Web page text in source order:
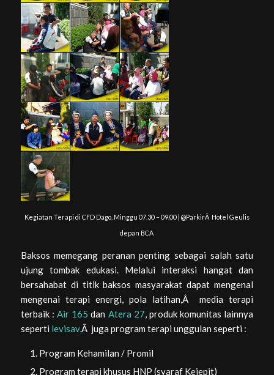
Kegiatan Terapi di CFD Dago, Minggu 07.30 – 09.00 | @ParkirÂ Hotel Geulis
depan BCA
Baksos memegang peranan penting sebagai salah satu
ujung tombak edukasi. Melalui interaksi hangat dan
bersahabat di titik baksos masyarakat dapat mengenal
mengenai terapi energi, pola latihan,Â media terapi
terbaik : Air 165 dan Atera 27, produk komunitas lainnya
seperti levisav,Â juga program terapi unggulan seperti :
Program Kehamilan / Promil
Program terapi khusus HNP (syaraf Kejepit)